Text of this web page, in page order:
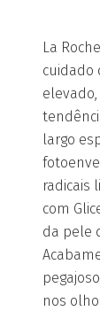
La
cuidado
largo
radicais
com
da pele
nos